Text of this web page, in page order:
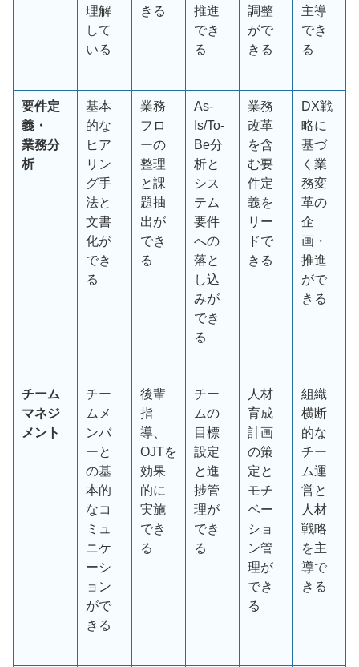
理解
して
いる
きる
推進
でき
る
調整
がで
きる
主導
でき
る
要件定
義・
業務分
析
基本
的な
ヒア
リン
グ手
法と
文書
化が
でき
る
業務
フロ
ーの
整理
と課
題抽
出が
でき
る
As-
Is/To-
Be分
析と
シス
テム
要件
への
落と
し込
みが
でき
る
業務
改革
を含
む要
件定
義を
リー
ドで
きる
DX戦
略に
基づ
く業
務変
革の
企
画・
推進
がで
きる
チーム
マネジ
メント
チー
ムメ
ンバ
ーと
の基
本的
なコ
ミュ
ニケ
ーシ
ョン
がで
きる
後輩
指
導、
OJTを
効果
的に
実施
でき
る
チー
ムの
目標
設定
と進
捗管
理が
でき
る
人材
育成
計画
の策
定と
モチ
ベー
ショ
ン管
理が
でき
る
組織
横断
的な
チー
ム運
営と
人材
戦略
を主
導で
きる